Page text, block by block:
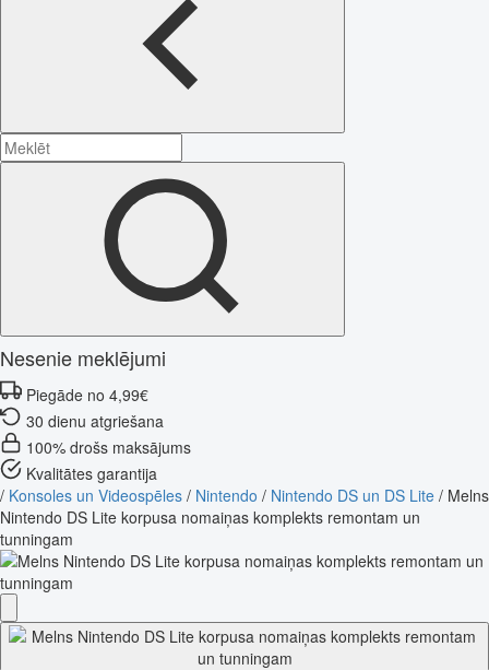
Nesenie meklējumi
Piegāde no 4,99€
30 dienu atgriešana
100% drošs maksājums
Kvalitātes garantija
/ Konsoles un Videospēles / Nintendo / Nintendo DS un DS Lite / Melns
Nintendo DS Lite korpusa nomaiņas komplekts remontam un
tunningam